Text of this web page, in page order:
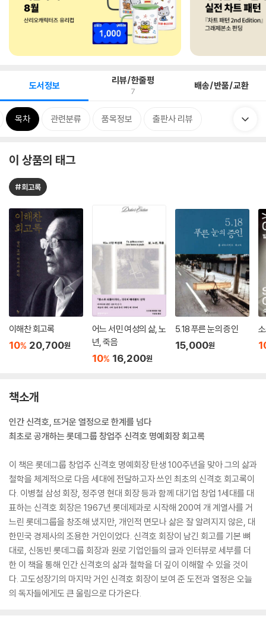
도서정보 리뷰/한줄평
7 배송/반품/교환
목차 관련분류 품목정보 출판사 리뷰
이 상품의 태그
#회고록
이해찬 회고록
10% 20,700원
어느 서민 여성의 삶, 노
년, 죽음
10% 16,200원
5.18 푸른 눈의 증인
15,000원
책소개
인간 신격호, 뜨거운 열정으로 한계를 넘다
최초로 공개하는 롯데그룹 창업주 신격호 명예회장 회고록
이 책은 롯데그룹 창업주 신격호 명예회장 탄생 100주년을 맞아 그의 삶과
철학을 체계적으로 다음 세대에 전달하고자 쓰인 최초의 신격호 회고록이
다. 이병철 삼성 회장, 정주영 현대 회장 등과 함께 대기업 창업 1세대를 대
표하는 신격호 회장은 1967년 롯데제과로 시작해 200여 개 계열사를 거
느린 롯데그룹을 창조해 냈지만, 개인적 면모나 삶은 잘 알려지지 않은, 대
한민국 경제사의 조용한 거인이었다. 신격호 회장이 남긴 회고를 기본 뼈
대로, 신동빈 롯데그룹 회장과 원로 기업인들의 글과 인터뷰로 세부를 더
한 이 책을 통해 인간 신격호의 삶과 철학을 더 깊이 이해할 수 있을 것이
다. 고도성장기의 마지막 거인 신격호 회장이 보여 준 도전과 열정은 오늘
의 독자들에게도 큰 울림으로 다가온다.